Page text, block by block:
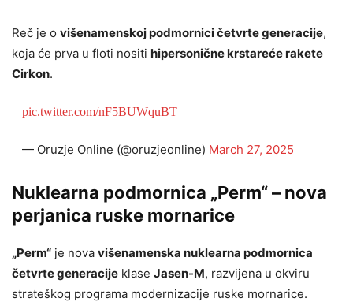
Reč je o višenamenskoj podmornici četvrte generacije,
koja će prva u floti nositi hipersonične krstareće rakete
Cirkon.
pic.twitter.com/nF5BUWquBT
— Oruzje Online (@oruzjeonline) March 27, 2025
Nuklearna podmornica „Perm“ – nova
perjanica ruske mornarice
„Perm“ je nova višenamenska nuklearna podmornica
četvrte generacije klase Jasen-M, razvijena u okviru
strateškog programa modernizacije ruske mornarice.